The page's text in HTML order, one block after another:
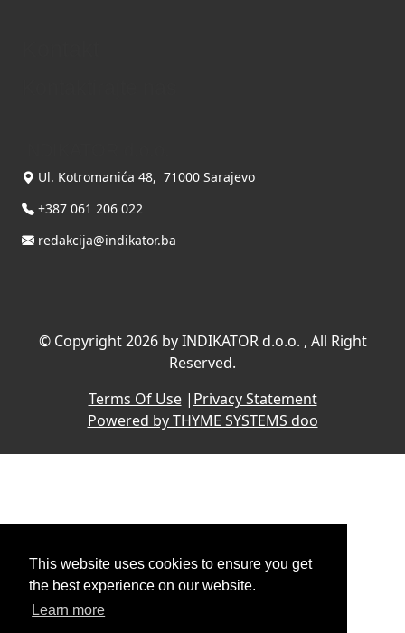
This website uses cookies to ensure you get
the best experience on our website.
Learn more
Ul. Kotromanića 48, 71000 Sarajevo
+387 061 206 022
redakcija@indikator.ba
© Copyright 2026 by INDIKATOR d.o.o. , All Right
Reserved.
Terms Of Use| Privacy Statement
Powered by THYME SYSTEMS doo